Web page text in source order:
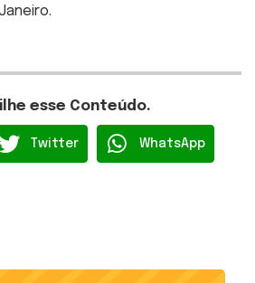
esse Conteúdo.
Twitter WhatsApp